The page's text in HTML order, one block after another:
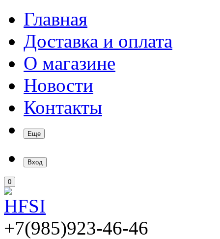
Главная
Доставка и оплата
О магазине
Новости
Контакты
Еще
Вход
0
+7(985)923-46-46